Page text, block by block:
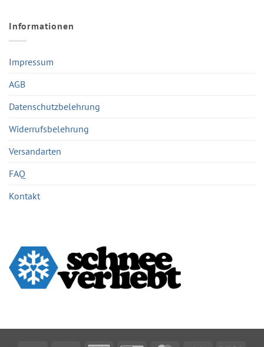
Informationen
Impressum
AGB
Datenschutzbelehrung
Widerrufsbelehrung
Versandarten
FAQ
Kontakt